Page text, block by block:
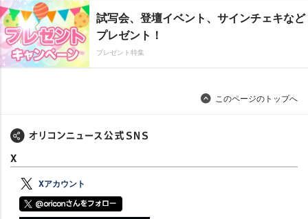
試写会、登壇イベント、サインチェキなど
プレゼント！
プレゼント特集
このページのトップへ
X
Xアカウント